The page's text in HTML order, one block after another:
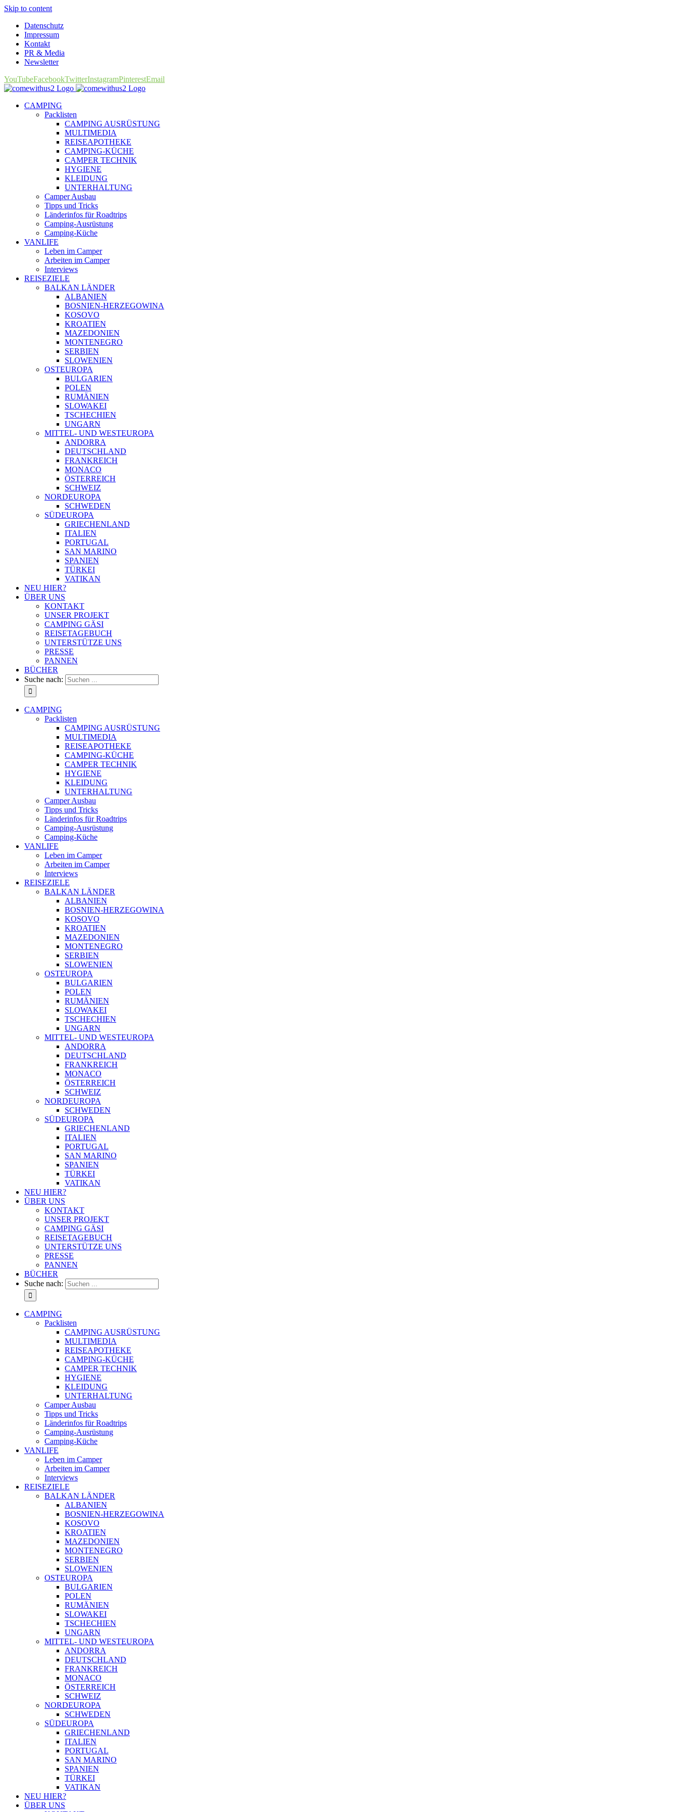
Skip to content
Datenschutz
Impressum
Kontakt
PR & Media
Newsletter
YouTubeFacebookTwitterInstagramPinterestEmail
CAMPING
Packlisten
CAMPING AUSRÜSTUNG
MULTIMEDIA
REISEAPOTHEKE
CAMPING-KÜCHE
CAMPER TECHNIK
HYGIENE
KLEIDUNG
UNTERHALTUNG
Camper Ausbau
Tipps und Tricks
Länderinfos für Roadtrips
Camping-Ausrüstung
Camping-Küche
VANLIFE
Leben im Camper
Arbeiten im Camper
Interviews
REISEZIELE
BALKAN LÄNDER
ALBANIEN
BOSNIEN-HERZEGOWINA
KOSOVO
KROATIEN
MAZEDONIEN
MONTENEGRO
SERBIEN
SLOWENIEN
OSTEUROPA
BULGARIEN
POLEN
RUMÄNIEN
SLOWAKEI
TSCHECHIEN
UNGARN
MITTEL- UND WESTEUROPA
ANDORRA
DEUTSCHLAND
FRANKREICH
MONACO
ÖSTERREICH
SCHWEIZ
NORDEUROPA
SCHWEDEN
SÜDEUROPA
GRIECHENLAND
ITALIEN
PORTUGAL
SAN MARINO
SPANIEN
TÜRKEI
VATIKAN
NEU HIER?
ÜBER UNS
KONTAKT
UNSER PROJEKT
CAMPING GÄSI
REISETAGEBUCH
UNTERSTÜTZE UNS
PRESSE
PANNEN
BÜCHER
Suche nach:
CAMPING
Packlisten
CAMPING AUSRÜSTUNG
MULTIMEDIA
REISEAPOTHEKE
CAMPING-KÜCHE
CAMPER TECHNIK
HYGIENE
KLEIDUNG
UNTERHALTUNG
Camper Ausbau
Tipps und Tricks
Länderinfos für Roadtrips
Camping-Ausrüstung
Camping-Küche
VANLIFE
Leben im Camper
Arbeiten im Camper
Interviews
REISEZIELE
BALKAN LÄNDER
ALBANIEN
BOSNIEN-HERZEGOWINA
KOSOVO
KROATIEN
MAZEDONIEN
MONTENEGRO
SERBIEN
SLOWENIEN
OSTEUROPA
BULGARIEN
POLEN
RUMÄNIEN
SLOWAKEI
TSCHECHIEN
UNGARN
MITTEL- UND WESTEUROPA
ANDORRA
DEUTSCHLAND
FRANKREICH
MONACO
ÖSTERREICH
SCHWEIZ
NORDEUROPA
SCHWEDEN
SÜDEUROPA
GRIECHENLAND
ITALIEN
PORTUGAL
SAN MARINO
SPANIEN
TÜRKEI
VATIKAN
NEU HIER?
ÜBER UNS
KONTAKT
UNSER PROJEKT
CAMPING GÄSI
REISETAGEBUCH
UNTERSTÜTZE UNS
PRESSE
PANNEN
BÜCHER
Suche nach:
CAMPING
Packlisten
CAMPING AUSRÜSTUNG
MULTIMEDIA
REISEAPOTHEKE
CAMPING-KÜCHE
CAMPER TECHNIK
HYGIENE
KLEIDUNG
UNTERHALTUNG
Camper Ausbau
Tipps und Tricks
Länderinfos für Roadtrips
Camping-Ausrüstung
Camping-Küche
VANLIFE
Leben im Camper
Arbeiten im Camper
Interviews
REISEZIELE
BALKAN LÄNDER
ALBANIEN
BOSNIEN-HERZEGOWINA
KOSOVO
KROATIEN
MAZEDONIEN
MONTENEGRO
SERBIEN
SLOWENIEN
OSTEUROPA
BULGARIEN
POLEN
RUMÄNIEN
SLOWAKEI
TSCHECHIEN
UNGARN
MITTEL- UND WESTEUROPA
ANDORRA
DEUTSCHLAND
FRANKREICH
MONACO
ÖSTERREICH
SCHWEIZ
NORDEUROPA
SCHWEDEN
SÜDEUROPA
GRIECHENLAND
ITALIEN
PORTUGAL
SAN MARINO
SPANIEN
TÜRKEI
VATIKAN
NEU HIER?
ÜBER UNS